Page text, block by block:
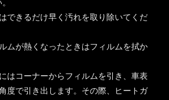
できるだけ早く汚れを取り除いてくだ
ムが熱くなったときはフィルムを拭か
はコーナーからフィルムを引き、車表
度で引き出します。その際、ヒートガ